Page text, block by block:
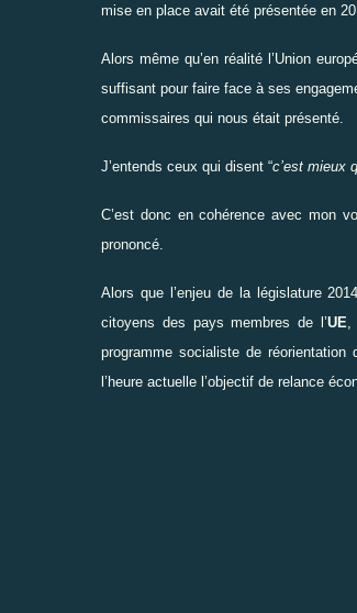
mise en place avait été présentée en
Alors même qu’en réalité l’Union
suffisant pour faire face à ses
commissaires qui nous était présenté.
J’entends ceux qui disent “c’est mieux
C’est donc en cohérence avec mon
prononcé.
Alors que l’enjeu de la législature
citoyens des pays membres de l’UE
programme socialiste de
l’heure actuelle l’objectif de relance